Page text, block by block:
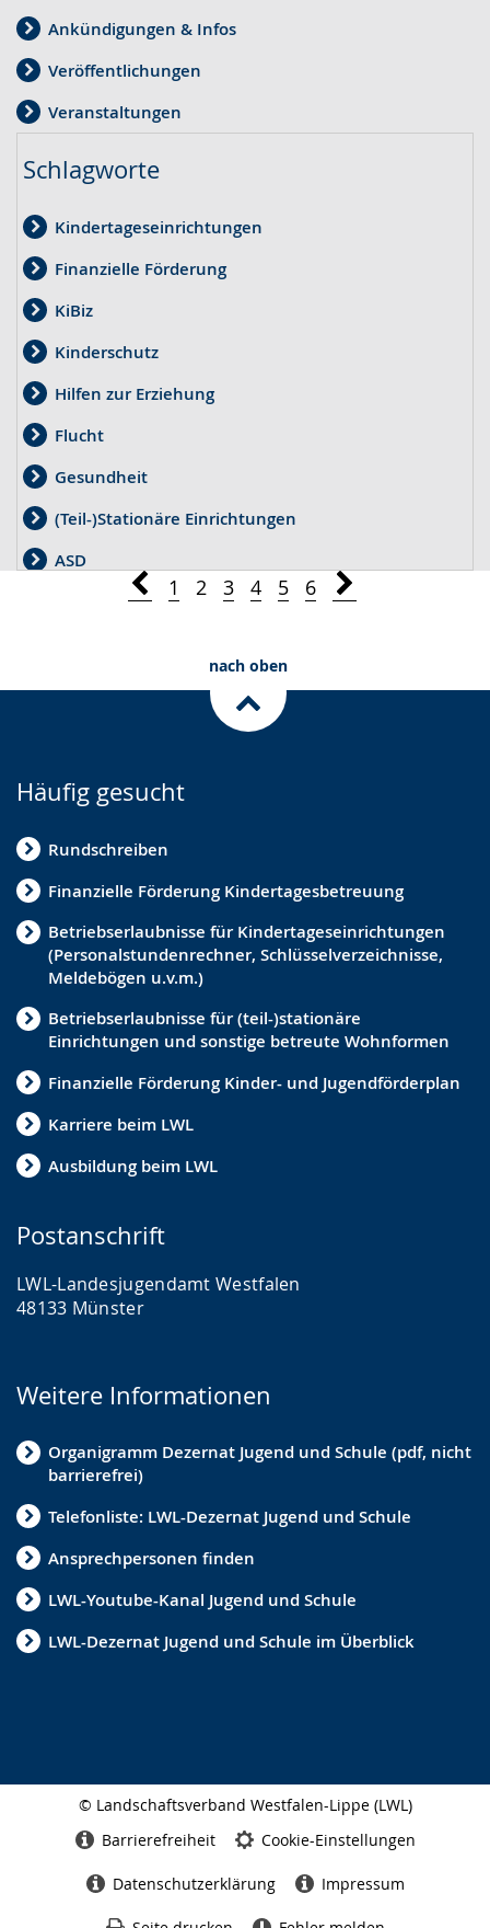
Ankündigungen & Infos
Veröffentlichungen
Veranstaltungen
Schlagworte
Kindertageseinrichtungen
Finanzielle Förderung
KiBiz
Kinderschutz
Hilfen zur Erziehung
Flucht
Gesundheit
(Teil-)Stationäre Einrichtungen
ASD
Wirtschaftliche Jugendhilfe und Kostenerstattung
Kindertagespflege
Hilfeplanung
Partizipation
Adoption
Vormundschaften / Pflegschaften
Ganztagsbildung
Jugendsozialarbeit
Inklusion
Jugendhilfeausschuss
Jugendförderung
Trennung & Scheidung
Kommunale Bildungslandschaften
Beistandschaften
Kinder- und Jugendförderplan NRW
Familienzentrum
Kreativität
Ambulante Erziehungshilfen
Schulsozialarbeit
1 2 3 4 5 6
nach oben
Häufig gesucht
Rundschreiben
Finanzielle Förderung Kindertagesbetreuung
Betriebserlaubnisse für Kindertageseinrichtungen
(Personalstundenrechner, Schlüsselverzeichnisse,
Meldebögen u.v.m.)
Betriebserlaubnisse für (teil-)stationäre
Einrichtungen und sonstige betreute Wohnformen
Finanzielle Förderung Kinder- und Jugendförderplan
Karriere beim LWL
Ausbildung beim LWL
Postanschrift
LWL-Landesjugendamt Westfalen
48133 Münster
Weitere Informationen
Organigramm Dezernat Jugend und Schule (pdf, nicht
barrierefrei)
Telefonliste: LWL-Dezernat Jugend und Schule
Ansprechpersonen finden
LWL-Youtube-Kanal Jugend und Schule
LWL-Dezernat Jugend und Schule im Überblick
© Landschaftsverband Westfalen-Lippe (LWL)
Barrierefreiheit Cookie-Einstellungen
Datenschutzerklärung Impressum